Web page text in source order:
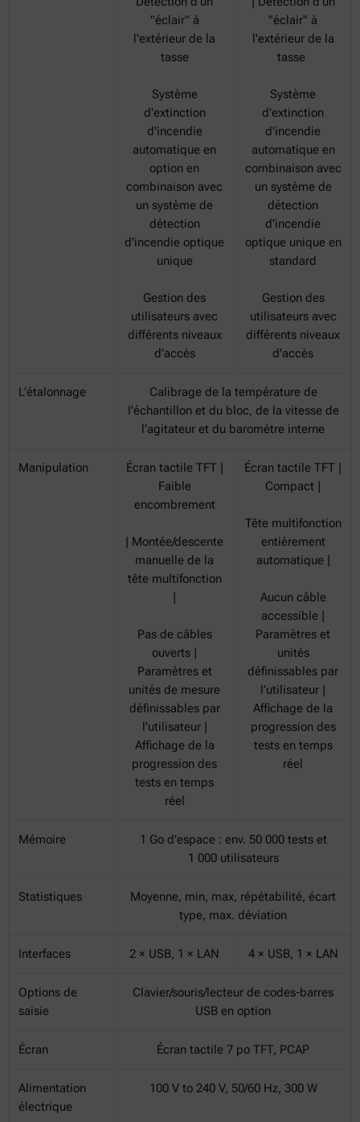
"éclair" à
l'extérieur de la
tasse
Système
d'extinction
d'incendie
automatique en
option en
combinaison avec
un système de
détection
d'incendie optique
unique
Gestion des
utilisateurs avec
différents niveaux
d'accès
"éclair" à
l'extérieur de la
tasse
Système
d'extinction
d'incendie
automatique en
combinaison avec
un système de
détection
d'incendie
optique unique en
standard
Gestion des
utilisateurs avec
différents niveaux
d'accès
L'étalonnage
Calibrage de la température de
l'échantillon et du bloc, de la vitesse de
l'agitateur et du baromètre interne
Manipulation
Écran tactile TFT |
Faible
encombrement
| Montée/descente
manuelle de la
tête multifonction
|
Pas de câbles
ouverts |
Paramètres et
unités de mesure
définissables par
l'utilisateur |
Affichage de la
progression des
tests en temps
réel
Écran tactile TFT |
Compact |
Tête multifonction
entièrement
automatique |
Aucun câble
accessible |
Paramètres et
unités
définissables par
l’utilisateur |
Affichage de la
progression des
tests en temps
réel
Mémoire
1 Go d’espace : env. 50 000 tests et
1 000 utilisateurs
Statistiques
Moyenne, min, max, répétabilité, écart
type, max. déviation
Interfaces 2 × USB, 1 × LAN 4 × USB, 1 × LAN
Options de
saisie
Clavier/souris/lecteur de codes-barres
USB en option
Écran Écran tactile 7 po TFT, PCAP
Alimentation
électrique
100 V to 240 V, 50/60 Hz, 300 W